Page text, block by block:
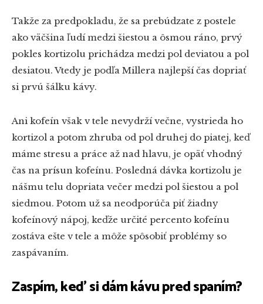
Takže za predpokladu, že sa prebúdzate z postele
ako väčšina ľudí medzi šiestou a ôsmou ráno, prvý
pokles kortizolu prichádza medzi pol deviatou a pol
desiatou. Vtedy je podľa Millera najlepší čas dopriať
si prvú šálku kávy.
Ani kofeín však v tele nevydrží večne, vystrieda ho
kortizol a potom zhruba od pol druhej do piatej, keď
máme stresu a práce až nad hlavu, je opäť vhodný
čas na prísun kofeínu. Posledná dávka kortizolu je
nášmu telu dopriata večer medzi pol šiestou a pol
siedmou. Potom už sa neodporúča piť žiadny
kofeínový nápoj, keďže určité percento kofeínu
zostáva ešte v tele a môže spôsobiť problémy so
zaspávaním.
Zaspím, keď si dám kávu pred spaním?